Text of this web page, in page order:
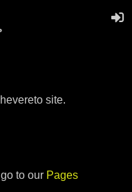
site.
to our Pages